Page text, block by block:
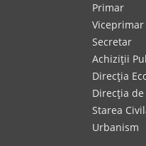
Primar
Viceprimar
Secretar
Achiziţii
Direcţia
Direcţia
Starea
Urbanism